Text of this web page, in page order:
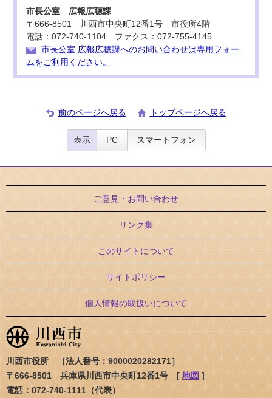
市長公室 広報広聴課
〒666-8501 川西市中央町12番1号 市役所4階
電話：072-740-1104 ファクス：072-755-4145
市長公室 広報広聴課へのお問い合わせは専用フォー
ムをご利用ください。
前のページへ戻る トップページへ戻る
表示 PC スマートフォン
ご意見・お問い合わせ
リンク集
このサイトについて
サイトポリシー
個人情報の取扱いについて
川西市役所 ［法人番号：9000020282171］
〒666-8501 兵庫県川西市中央町12番1号 [ 地図 ]
電話：072-740-1111（代表）